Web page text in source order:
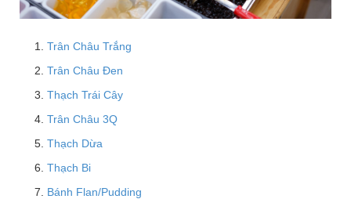
Trân Châu Trắng
Trân Châu Đen
Thạch Trái Cây
Trân Châu 3Q
Thạch Dừa
Thạch Bi
Bánh Flan/Pudding